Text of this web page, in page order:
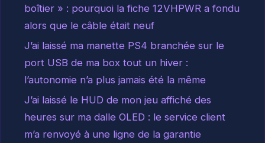
boîtier » : pourquoi la fiche 12VHPWR a fondu
alors que le câble était neuf
J’ai laissé ma manette PS4 branchée sur le
port USB de ma box tout un hiver :
l’autonomie n’a plus jamais été la même
J’ai laissé le HUD de mon jeu affiché des
heures sur ma dalle OLED : le service client
m’a renvoyé à une ligne de la garantie